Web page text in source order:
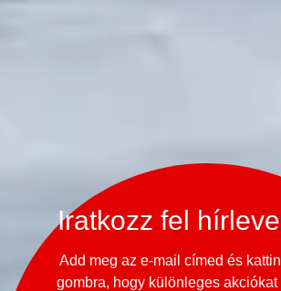
Iratkozz fel
Add meg az e-mail címed és
gombra, hogy különleges akciókat